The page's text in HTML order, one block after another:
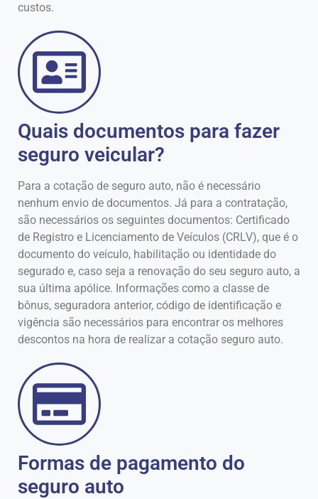
custos.
Quais documentos para fazer
seguro veicular?
Para a cotação de seguro auto, não é necessário
nenhum envio de documentos. Já para a contratação,
são necessários os seguintes documentos: Certificado
de Registro e Licenciamento de Veículos (CRLV), que é o
documento do veículo, habilitação ou identidade do
segurado e, caso seja a renovação do seu seguro auto, a
sua última apólice. Informações como a classe de
bônus, seguradora anterior, código de identificação e
vigência são necessários para encontrar os melhores
descontos na hora de realizar a cotação seguro auto.
Formas de pagamento do
seguro auto